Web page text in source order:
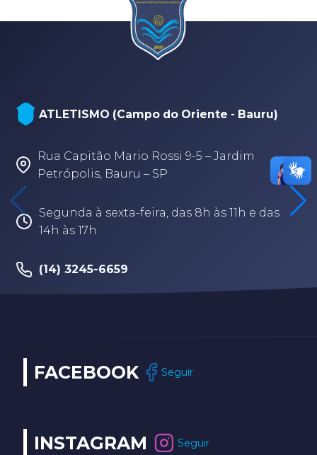
ATLETISMO (Campo do Oriente - Bauru)
Rua Capitão Mario Rossi 9-5 – Jardim
Petrópolis, Bauru – SP
Segunda à sexta-feira, das 8h às 11h e das
14h às 17h
(14) 3245-6659
FACEBOOK Seguir
INSTAGRAM Seguir